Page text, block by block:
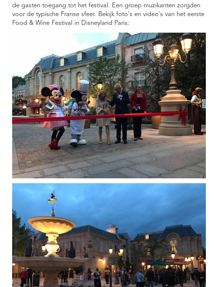
de gasten toegang tot het festival. Een groep muzikanten zorgden
voor de typische Franse sfeer. Bekijk foto's en video's van het eerste
Food & Wine Festival in Disneyland Paris: